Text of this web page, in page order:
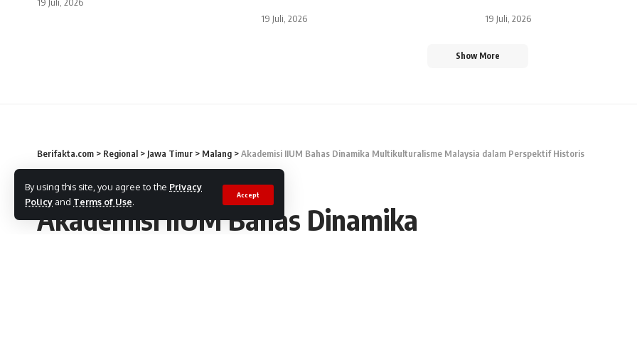
By using this site, you agree to the Privacy
Policy and Terms of Use.
Accept
19 Juli, 2026 19 Juli, 2026
Show More
Berifakta.com > Regional > Jawa Timur > Malang >Akademisi IIUM Bahas Dinamika Multikulturalisme Malaysia dalam Perspektif Historis
MALANG
Akademisi IIUM Bahas Dinamika